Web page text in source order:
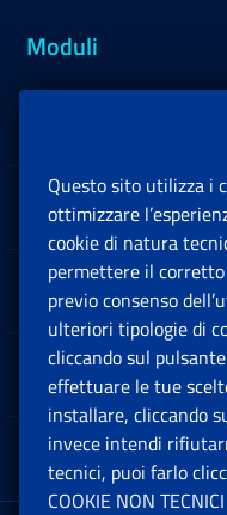
Moduli
Sedi e Contatti
Software
Note Legali
App mobile
Questo sito utilizza i
ottimizzare
cookie di natura
permettere il
previo consenso
ulteriori tipologie di
cliccando sul pulsante
effettuare le tue
installare, cliccando
invece intendi
tecnici, puoi farlo
COOKIE NON